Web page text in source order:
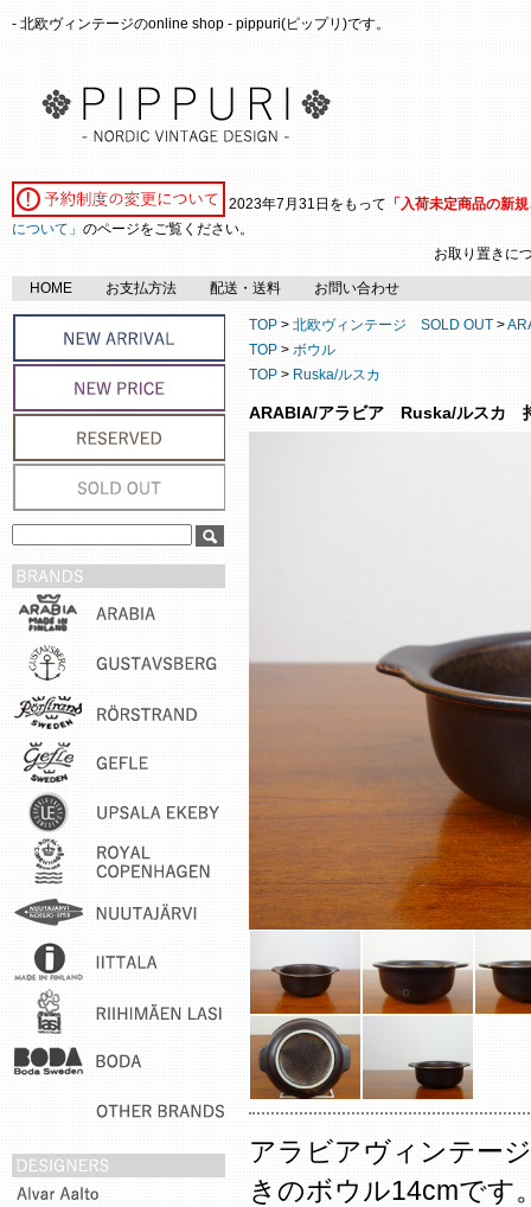
- 北欧ヴィンテージのonline shop - pippuri(ピップリ)です。
2023年7月31日をもって 「入荷未定商品の新
について」 のページをご覧ください。
お取り置きに
HOME お支払方法 配送・送料 お問い合わせ
TOP > 北欧ヴィンテージ SOLD OUT >
TOP > ボウル
TOP > Ruska/ルスカ
ARABIA/アラビア Ruska/ルスカ
アラビアヴィンテー
きのボウル14cmです